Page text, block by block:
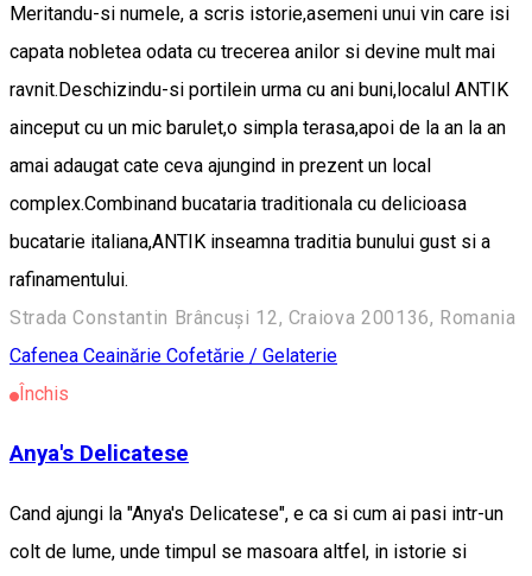
Meritandu-si numele, a scris istorie,asemeni unui vin care isi
capata nobletea odata cu trecerea anilor si devine mult mai
ravnit.Deschizindu-si portilein urma cu ani buni,localul ANTIK
ainceput cu un mic barulet,o simpla terasa,apoi de la an la an
amai adaugat cate ceva ajungind in prezent un local
complex.Combinand bucataria traditionala cu delicioasa
bucatarie italiana,ANTIK inseamna traditia bunului gust si a
rafinamentului.
Strada Constantin Brâncuși 12, Craiova 200136, Romania
Cafenea Ceainărie Cofetărie / Gelaterie
Închis
Anya's Delicatese
Cand ajungi la "Anya's Delicatese", e ca si cum ai pasi intr-un
colt de lume, unde timpul se masoara altfel, in istorie si